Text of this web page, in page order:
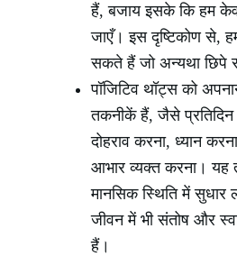
हैं, बजाय इसके कि हम
जाएँ। इस दृष्टिकोण से,
सकते हैं जो अन्यथा छिपे
पॉजिटिव थॉट्स को
तकनीकें हैं, जैसे
दोहराव करना, ध्यान
आभार व्यक्त करना।
मानसिक स्थिति में सुधार
जीवन में भी संतोष और
हैं।